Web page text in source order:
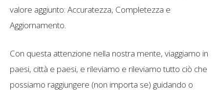
valore aggiunto: Accuratezza, Completezza e
Aggiornamento.
Con questa attenzione nella nostra mente, viaggiamo in
paesi, città e paesi, e rileviamo e rileviamo tutto ciò che
possiamo raggiungere (non importa se) guidando o